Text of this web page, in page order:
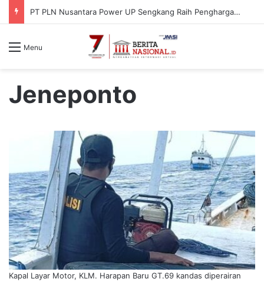
PT PLN Nusantara Power UP Sengkang Raih Penghargaan ISRA Award 2026, Perkuat Komitmen terhadap Keberlanjutan dan Pemberdayaan Masyarakat
Menu
Jeneponto
Kapal Layar Motor, KLM. Harapan Baru GT.69 kandas diperairan